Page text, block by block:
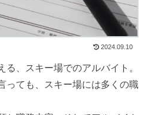
2024.09.10
る、スキー場でのアルバイト。
っても、スキー場には多くの職